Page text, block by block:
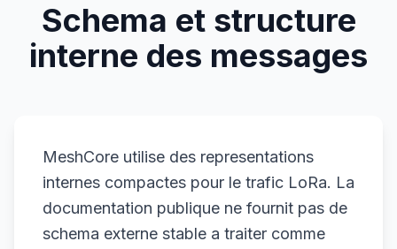
Schema et structure
interne des messages
MeshCore utilise des representations
internes compactes pour le trafic LoRa. La
documentation publique ne fournit pas de
schema externe stable a traiter comme